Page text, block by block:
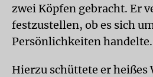
zwei Köpfen gebracht. Er
festzustellen, ob es sich
Persönlichkeiten handelte.
Hierzu schüttete er heißes